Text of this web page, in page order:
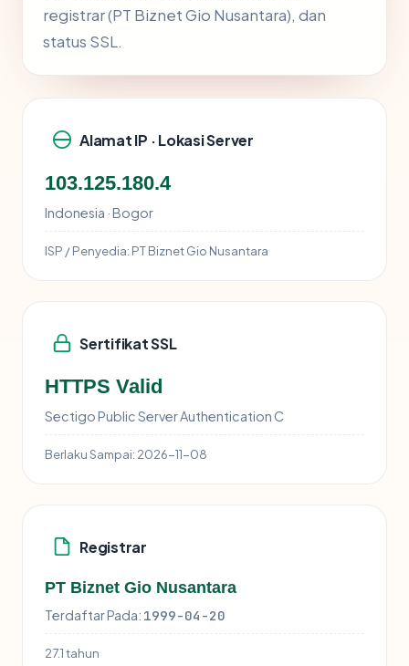
registrar (PT Biznet Gio Nusantara), dan
status SSL.
Alamat IP · Lokasi Server
103.125.180.4
Indonesia · Bogor
ISP / Penyedia: PT Biznet Gio Nusantara
Sertifikat SSL
HTTPS Valid
Sectigo Public Server Authentication C
Berlaku Sampai: 2026-11-08
Registrar
PT Biznet Gio Nusantara
Terdaftar Pada: 1999-04-20
27.1 tahun